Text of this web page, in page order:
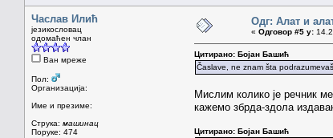
Часлав Илић
језикословац
одомаћен члан
Ван мреже
Пол:
Организација:
Име и презиме:
Струка: машинац
Поруке: 474
Одг: Алат и
« Одговор #5 у:
Цитирано: Бојан Башић
Časlave, ne znam šta
Мислим колико је речник
кажемо збрда-здола
Цитирано: Бојан Башић